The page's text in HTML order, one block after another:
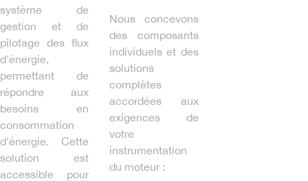
système de
gestion et de
pilotage des flux
d'énergie,
permettant de
répondre aux
besoins en
consommation
d'énergie. Cette
solution est
accessible pour
Nous concevons
des composants
individuels et des
solutions
complètes
accordées aux
exigences de
votre
instrumentation
du moteur :